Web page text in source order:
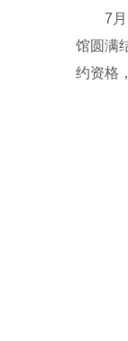
7
馆圆满
约资格